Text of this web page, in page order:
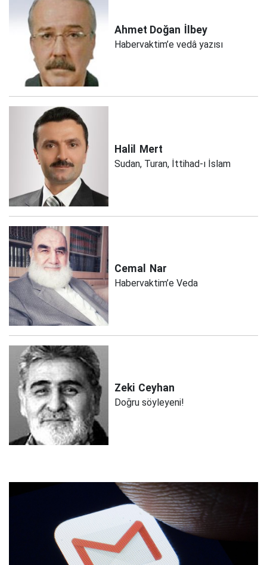
Ahmet Doğan İlbey
Habervaktim’e vedâ yazısı
Halil Mert
Sudan, Turan, İttihad-ı İslam
Cemal Nar
Habervaktim’e Veda
Zeki Ceyhan
Doğru söyleyeni!